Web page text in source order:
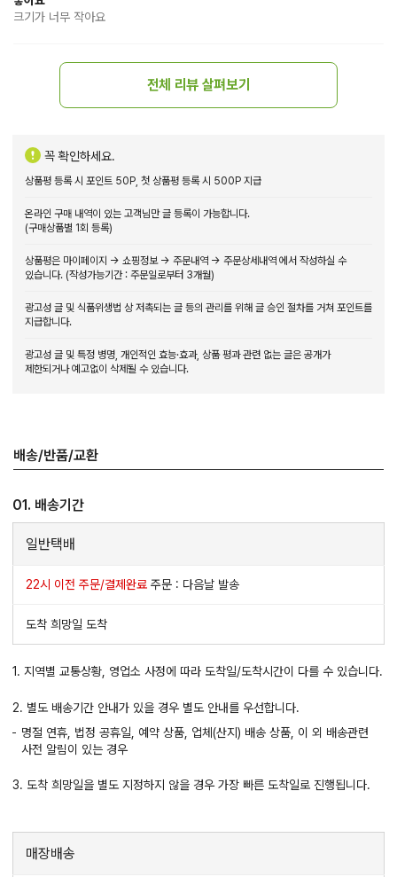
크기가 너무 작아요
전체 리뷰 살펴보기
꼭 확인하세요.
상품평 등록 시 포인트 50P, 첫 상품평 등록 시 500P 지급
온라인 구매 내역이 있는 고객님만 글 등록이 가능합니다.
(구매상품별 1회 등록)
상품평은 마이페이지 → 쇼핑정보 → 주문내역 → 주문상세내역 에서 작성하실 수
있습니다. (작성가능기간 : 주문일로부터 3개월)
광고성 글 및 식품위생법 상 저촉되는 글 등의 관리를 위해 글 승인 절차를 거쳐 포인트를
지급합니다.
광고성 글 및 특정 병명, 개인적인 효능·효과, 상품 평과 관련 없는 글은 공개가
제한되거나 예고없이 삭제될 수 있습니다.
배송/반품/교환
01. 배송기간
일반택배
22시 이전 주문/결제완료 주문 : 다음날 발송
도착 희망일 도착
1. 지역별 교통상황, 영업소 사정에 따라 도착일/도착시간이 다를 수 있습니다.
2. 별도 배송기간 안내가 있을 경우 별도 안내를 우선합니다.
명절 연휴, 법정 공휴일, 예약 상품, 업체(산지) 배송 상품, 이 외 배송관련
사전 알림이 있는 경우
3. 도착 희망일을 별도 지정하지 않을 경우 가장 빠른 도착일로 진행됩니다.
매장배송